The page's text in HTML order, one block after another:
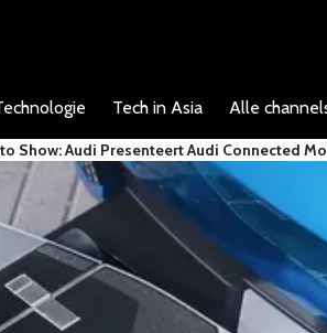
Tech in Asia Alle
Show: Audi Presenteert Audi Connected